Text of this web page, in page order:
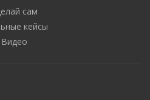
сам
кейсы
Видео